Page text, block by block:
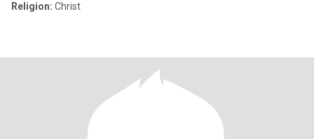
Religion: Christ